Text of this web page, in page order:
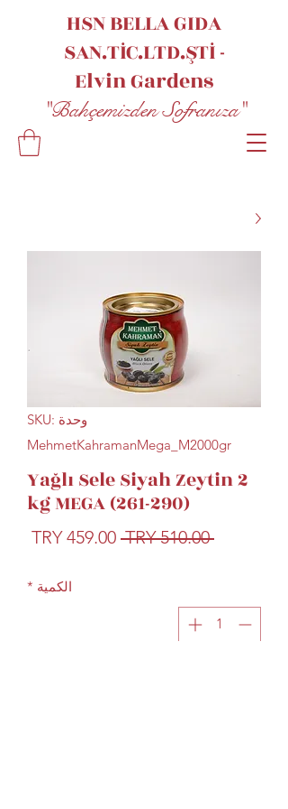
HSN BELLA GIDA
SAN.TİC.LTD.ŞTİ -
ElvinGardens
"Bahçemizden Sofranıza"
وحدة SKU:
MehmetKahramanMega_M2000gr
Yağlı Sele Siyah Zeytin 2
kg MEGA (261-290)
‏510.00 TRY
سعر
الكمية *